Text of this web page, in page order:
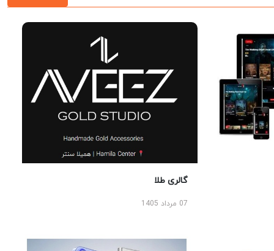
گالری طلا
07 مرداد 1405